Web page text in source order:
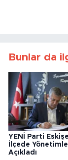
Bunlar da
YENİ Parti
İlçede
Açıkladı